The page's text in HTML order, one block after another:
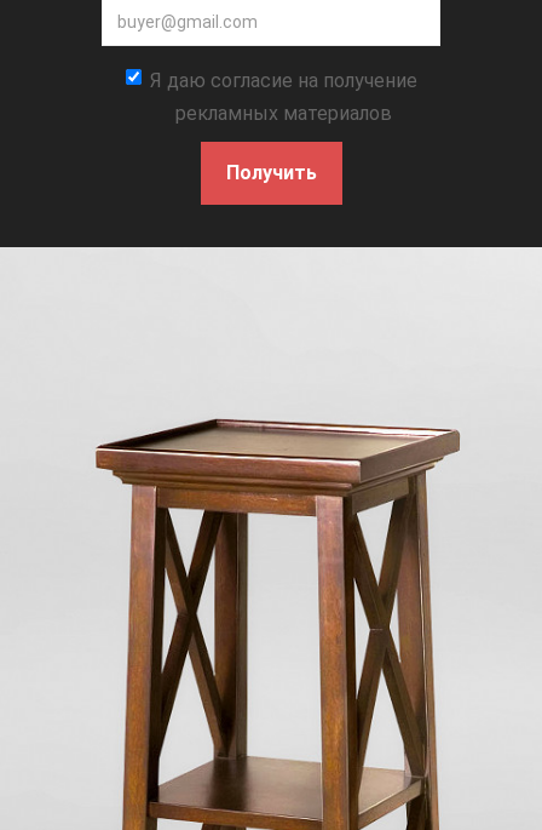
Я даю согласие на получение
рекламных материалов
Получить